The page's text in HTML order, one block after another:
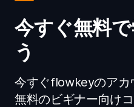
今すぐ無料
う
今すぐflowkeyのアカ
無料のビギナー向け